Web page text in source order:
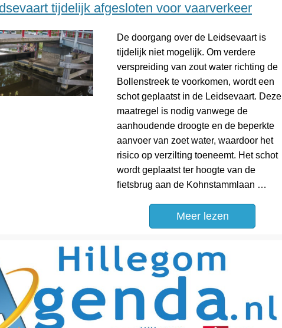
tijdelijk afgesloten voor vaarverkeer
De doorgang over de Leidsevaart is
tijdelijk niet mogelijk. Om verdere
verspreiding van zout water richting de
Bollenstreek te voorkomen, wordt een
schot geplaatst in de Leidsevaart. Deze
maatregel is nodig vanwege de
aanhoudende droogte en de beperkte
aanvoer van zoet water, waardoor het
risico op verzilting toeneemt. Het schot
wordt geplaatst ter hoogte van de
fietsbrug aan de Kohnstammlaan …
Meer lezen